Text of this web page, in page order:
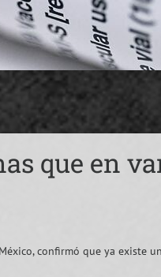
que en
confirmó que ya existe